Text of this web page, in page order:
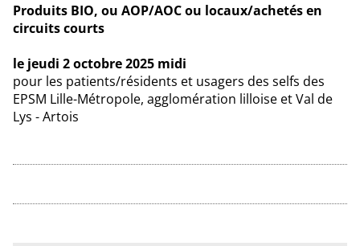
Produits BIO, ou AOP/AOC ou locaux/achetés en
circuits courts
le jeudi 2 octobre 2025 midi
pour les patients/résidents et usagers des selfs des
EPSM Lille-Métropole, agglomération lilloise et Val de
Lys - Artois